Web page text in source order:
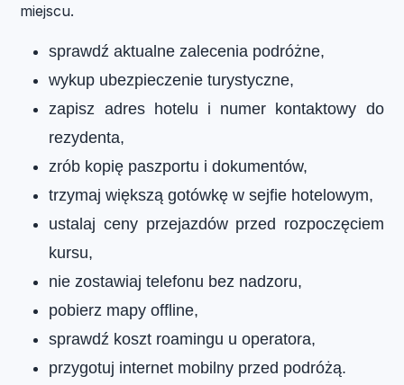
miejscu.
sprawdź aktualne zalecenia podróżne,
wykup ubezpieczenie turystyczne,
zapisz adres hotelu i numer kontaktowy do
rezydenta,
zrób kopię paszportu i dokumentów,
trzymaj większą gotówkę w sejfie hotelowym,
ustalaj ceny przejazdów przed rozpoczęciem
kursu,
nie zostawiaj telefonu bez nadzoru,
pobierz mapy offline,
sprawdź koszt roamingu u operatora,
przygotuj internet mobilny przed podróżą.